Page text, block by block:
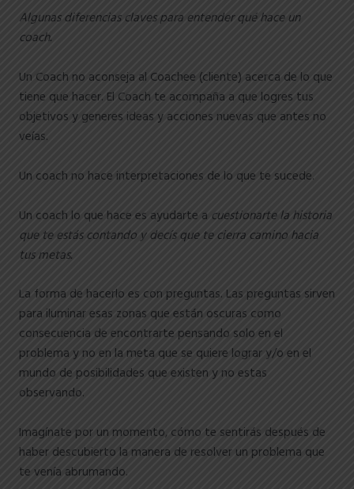
Algunas diferencias claves para entender qué hace un
coach.
Un Coach no aconseja al Coachee (cliente) acerca de lo que
tiene que hacer. El Coach te acompaña a que logres tus
objetivos y generes ideas y acciones nuevas que antes no
veías.
Un coach no hace interpretaciones de lo que te sucede.
Un coach lo que hace es ayudarte a cuestionarte la historia
que te estás contando y decís que te cierra camino hacia
tus metas.
La forma de hacerlo es con preguntas. Las preguntas sirven
para iluminar esas zonas que están oscuras como
consecuencia de encontrarte pensando solo en el
problema y no en la meta que se quiere lograr y/o en el
mundo de posibilidades que existen y no estas
observando.
Imagínate por un momento, cómo te sentirás después de
haber descubierto la manera de resolver un problema que
te venía abrumando.